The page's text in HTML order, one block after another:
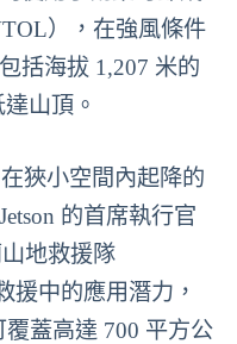
），在強風條件
括海拔 1,207 米的
山頂。
狹小空間內起降的
的首席執行官
山地救援隊
援中的應用潛力，
覆蓋高達 700 平方公